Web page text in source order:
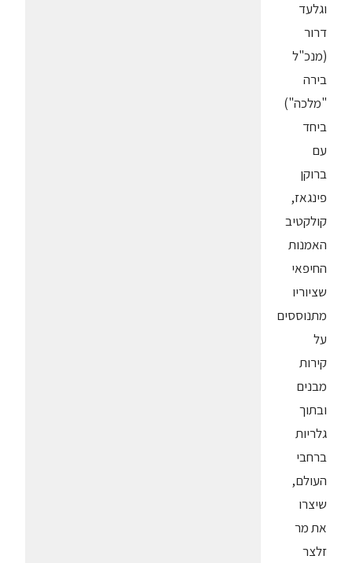
וגלעד
דרור
(מנכ"ל
בירה
"מלכה")
ביחד
עם
ברוקן
פינגאז,
קולקטיב
האמנות
החיפאי
שציוריו
מתנוססים
על
קירות
מבנים
ובתוך
גלריות
ברחבי
העולם,
שיצרו
את מר
זלצר